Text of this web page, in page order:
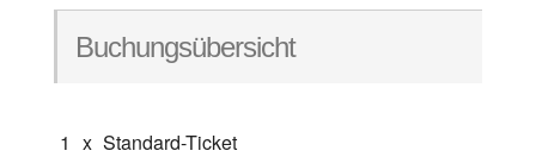
Buchungsübersicht
1 x Standard-Ticket